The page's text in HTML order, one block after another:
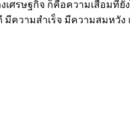
เศรษฐกิจ ก็คือความเสื่อม
วามสำเร็จ มีความสมหวัง